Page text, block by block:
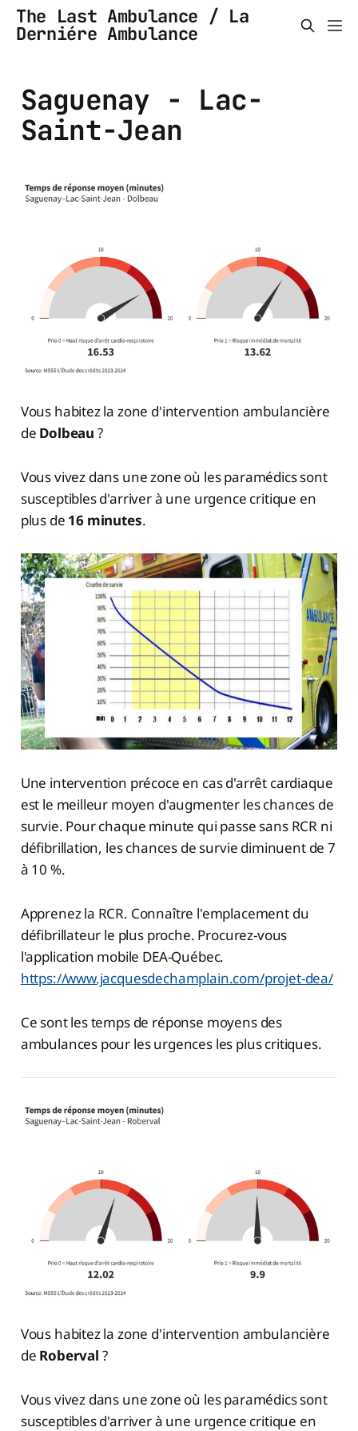
The Last Ambulance / La
Derniére Ambulance
Saguenay - Lac-
Saint-Jean
Vous habitez la zone d'intervention ambulancière
de Dolbeau ?
Vous vivez dans une zone où les paramédics sont
susceptibles d'arriver à une urgence critique en
plus de 16 minutes.
Une intervention précoce en cas d'arrêt cardiaque
est le meilleur moyen d'augmenter les chances de
survie. Pour chaque minute qui passe sans RCR ni
défibrillation, les chances de survie diminuent de 7
à 10 %.
Apprenez la RCR. Connaître l'emplacement du
défibrillateur le plus proche. Procurez-vous
l'application mobile DEA-Québec.
https://www.jacquesdechamplain.com/projet-dea/
Ce sont les temps de réponse moyens des
ambulances pour les urgences les plus critiques.
Vous habitez la zone d'intervention ambulancière
de Roberval ?
Vous vivez dans une zone où les paramédics sont
susceptibles d'arriver à une urgence critique en